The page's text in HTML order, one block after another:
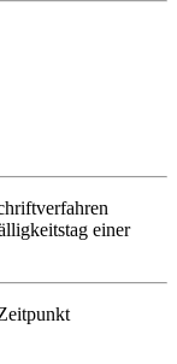
einer